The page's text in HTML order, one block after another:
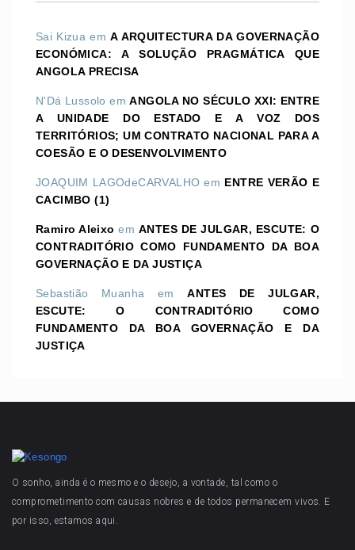
Sai Kizua emA ARQUITECTURA DA GOVERNAÇÃO
ECONÓMICA: A SOLUÇÃO PRAGMÁTICA QUE
ANGOLA PRECISA
N'Dá Lussolo emANGOLA NO SÉCULO XXI: ENTRE
A UNIDADE DO ESTADO E A VOZ DOS
TERRITÓRIOS; UM CONTRATO NACIONAL PARA A
COESÃO E O DESENVOLVIMENTO
JOAQUIM LAGOdeCARVALHO em ENTRE VERÃO E
CACIMBO (1)
Ramiro Aleixo emANTES DE JULGAR, ESCUTE: O
CONTRADITÓRIO COMO FUNDAMENTO DA BOA
GOVERNAÇÃO E DA JUSTIÇA
Sebastião Muanha emANTES DE JULGAR,
ESCUTE: O CONTRADITÓRIO COMO
FUNDAMENTO DA BOA GOVERNAÇÃO E DA
JUSTIÇA
O sonho, ainda é o mesmo e o desejo, a vontade, tal como o
comprometimento com causas nobres e de todos permanecem vivos. E
por isso, estamos aqui.